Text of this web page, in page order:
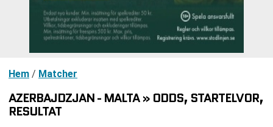
Hem / Matcher
AZERBAJDZJAN - MALTA » ODDS, STARTELVOR,
RESULTAT